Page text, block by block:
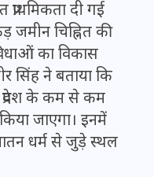
दी गई
जमीन चिह्नित की
का विकास
सिंह ने बताया कि
के कम से कम
जाएगा। इनमें
धर्म से जुड़े स्थल